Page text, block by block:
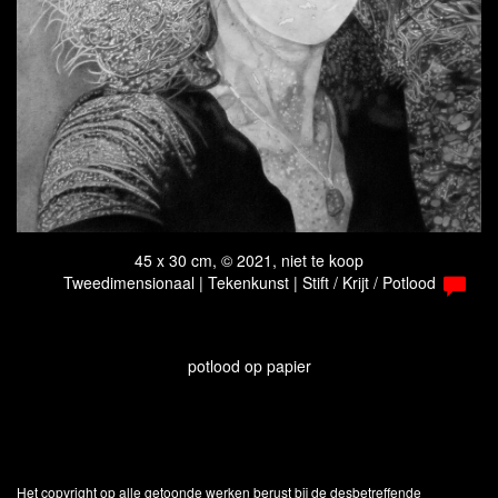
45 x 30 cm, © 2021, niet te koop
Tweedimensionaal | Tekenkunst | Stift / Krijt / Potlood
potlood op papier
Het copyright op alle getoonde werken berust bij de desbetreffende